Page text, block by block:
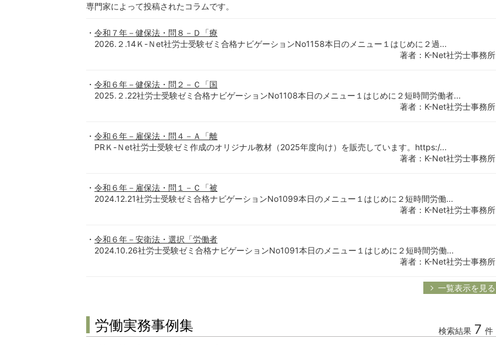
専門家によって投稿されたコラムです。
令和７年－健保法・問８－Ｄ「療
2026.２.14Ｋ-Ｎet社労士受験ゼミ合格ナビゲーションNo1158本日のメニュー１はじめに２過...
著者：K-Net社労士事務所
令和６年－健保法・問２－Ｃ「国
2025.２.22社労士受験ゼミ合格ナビゲーションNo1108本日のメニュー１はじめに２短時間労働者...
著者：K-Net社労士事務所
令和６年－雇保法・問４－Ａ「離
PRＫ-Ｎet社労士受験ゼミ作成のオリジナル教材（2025年度向け）を販売しています。https:/...
著者：K-Net社労士事務所
令和６年－雇保法・問１－Ｃ「被
2024.12.21社労士受験ゼミ合格ナビゲーションNo1099本日のメニュー１はじめに２短時間労働...
著者：K-Net社労士事務所
令和６年－安衛法・選択「労働者
2024.10.26社労士受験ゼミ合格ナビゲーションNo1091本日のメニュー１はじめに２短時間労働...
著者：K-Net社労士事務所
一覧表示を見る
労働実務事例集 検索結果 7 件